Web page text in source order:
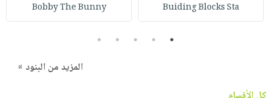
Buiding Blocks Sta
Bobby The Bunny
1
2
3
4
5
المزيد من البنود »